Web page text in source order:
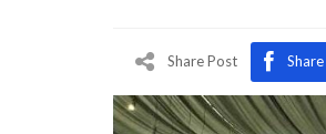
Share Post